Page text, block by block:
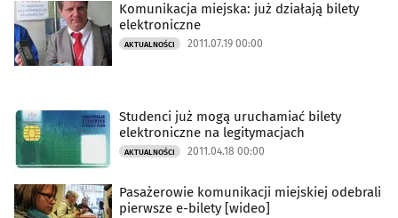
Komunikacja miejska: już działają bilety
elektroniczne
AKTUALNOŚCI 2011.07.19 00:00
Studenci już mogą uruchamiać bilety
elektroniczne na legitymacjach
AKTUALNOŚCI 2011.04.18 00:00
Pasażerowie komunikacji miejskiej odebrali
pierwsze e-bilety [wideo]